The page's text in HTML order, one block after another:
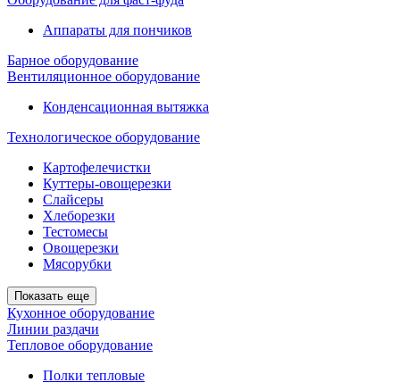
Аппараты для пончиков
Барное оборудование
Вентиляционное оборудование
Конденсационная вытяжка
Технологическое оборудование
Картофелечистки
Куттеры-овощерезки
Слайсеры
Хлеборезки
Тестомесы
Овощерезки
Мясорубки
Показать еще
Кухонное оборудование
Линии раздачи
Тепловое оборудование
Полки тепловые